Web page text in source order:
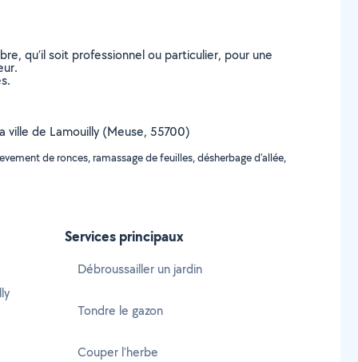
qu’il soit professionnel ou particulier, pour une
ville de Lamouilly (Meuse, 55700)
de ronces, ramassage de feuilles, désherbage d'allée,
Services principaux
Débroussailler un jardin
Tondre le gazon
Couper l'herbe